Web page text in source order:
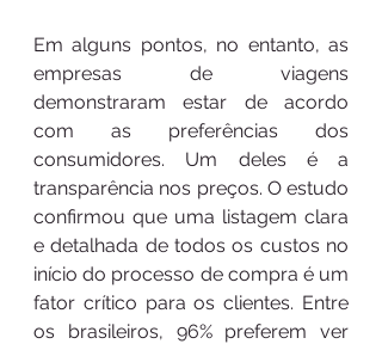
Em alguns pontos, no entanto, as
empresas de viagens
demonstraram estar de acordo
com as preferências dos
consumidores. Um deles é a
transparência nos preços. O estudo
confirmou que uma listagem clara
e detalhada de todos os custos no
início do processo de compra é um
fator crítico para os clientes. Entre
os brasileiros, 96% preferem ver